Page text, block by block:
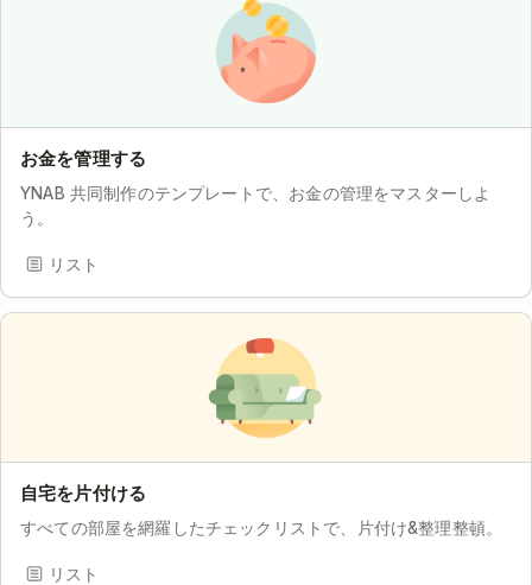
お金を管理する
YNAB 共同制作のテンプレートで、お金の管理をマスターしよ
う。
リスト
自宅を片付ける
すべての部屋を網羅したチェックリストで、片付け&整理整頓。
リスト